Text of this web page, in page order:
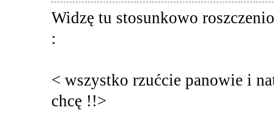
Widzę tu stosunkowo
:
< wszystko rzućcie panowie i
chcę !!>